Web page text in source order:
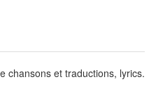
chansons et traductions, lyrics.